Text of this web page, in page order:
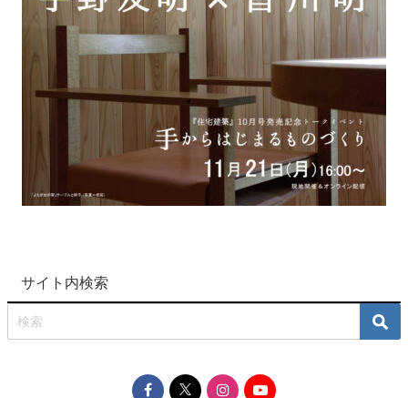
サイト内検索